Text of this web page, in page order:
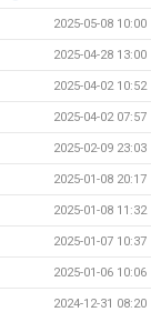
2025-05-08 10:00
2025-04-28 13:00
2025-04-02 10:52
2025-04-02 07:57
2025-02-09 23:03
2025-01-08 20:17
2025-01-08 11:32
2025-01-07 10:37
2025-01-06 10:06
2024-12-31 08:20